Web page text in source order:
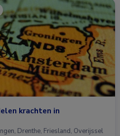
krachten in
Drenthe, Friesland, Overijssel